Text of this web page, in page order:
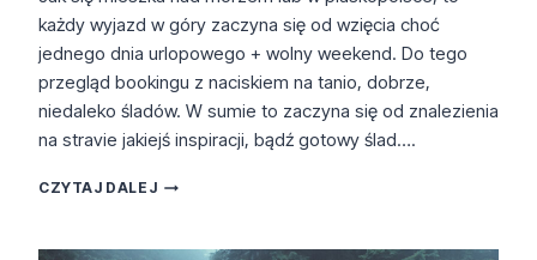
każdy wyjazd w góry zaczyna się od wzięcia choć
jednego dnia urlopowego + wolny weekend. Do tego
przegląd bookingu z naciskiem na tanio, dobrze,
niedaleko śladów. W sumie to zaczyna się od znalezienia
na stravie jakiejś inspiracji, bądź gotowy ślad….
CZYTAJ DALEJCZECH